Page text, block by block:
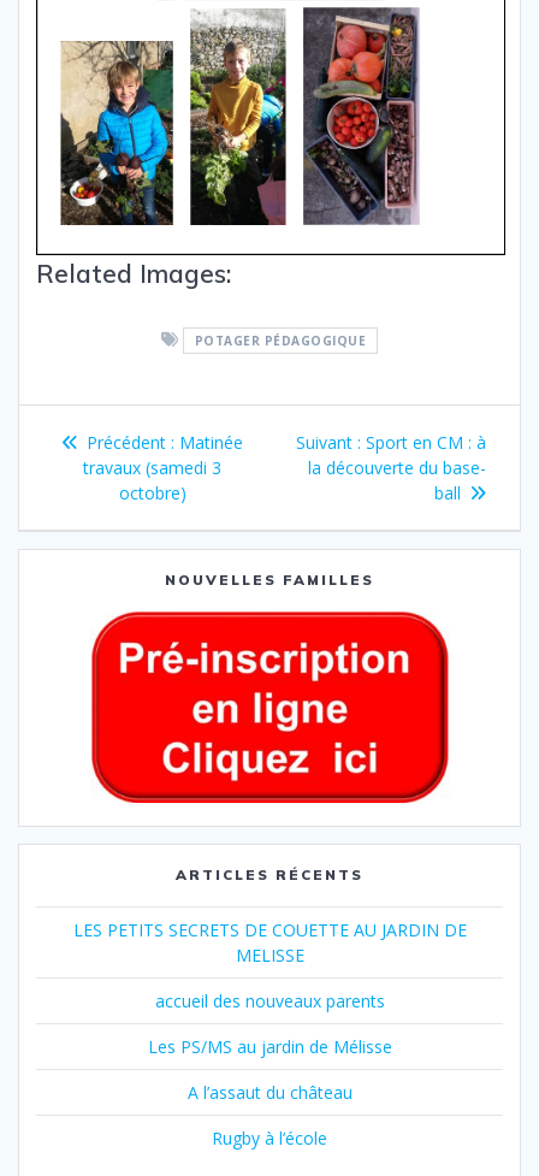
Related Images:
POTAGER PÉDAGOGIQUE
Précédent : Matinée
travaux (samedi 3
octobre)
Suivant : Sport en CM : à
la découverte du base-
ball
NOUVELLES FAMILLES
ARTICLES RÉCENTS
LES PETITS SECRETS DE COUETTE AU JARDIN DE
MELISSE
accueil des nouveaux parents
Les PS/MS au jardin de Mélisse
A l’assaut du château
Rugby à l’école